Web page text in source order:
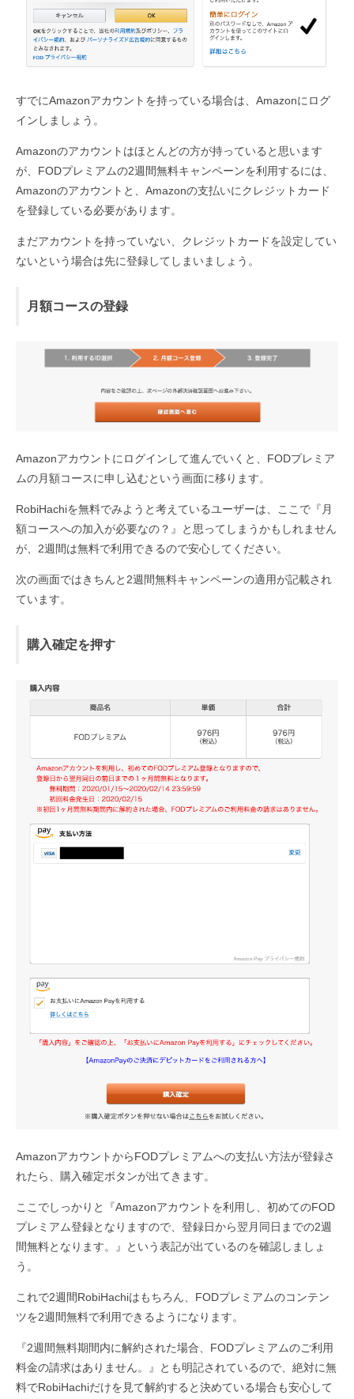
すでにAmazonアカウントを持っている場合は、Amazonにログ
インしましょう。
Amazonのアカウントはほとんどの方が持っていると思います
が、FODプレミアムの2週間無料キャンペーンを利用するには、
Amazonのアカウントと、Amazonの支払いにクレジットカード
を登録している必要があります。
まだアカウントを持っていない、クレジットカードを設定してい
ないという場合は先に登録してしまいましょう。
月額コースの登録
Amazonアカウントにログインして進んでいくと、FODプレミア
ムの月額コースに申し込むという画面に移ります。
RobiHachiを無料でみようと考えているユーザーは、ここで『月
額コースへの加入が必要なの？』と思ってしまうかもしれません
が、2週間は無料で利用できるので安心してください。
次の画面ではきちんと2週間無料キャンペーンの適用が記載され
ています。
購入確定を押す
AmazonアカウントからFODプレミアムへの支払い方法が登録さ
れたら、購入確定ボタンが出てきます。
ここでしっかりと『Amazonアカウントを利用し、初めてのFOD
プレミアム登録となりますので、登録日から翌月同日までの2週
間無料となります。』という表記が出ているのを確認しましょ
う。
これで2週間RobiHachiはもちろん、FODプレミアムのコンテン
ツを2週間無料で利用できるようになります。
『2週間無料期間内に解約された場合、FODプレミアムのご利用
料金の請求はありません。』とも明記されているので、絶対に無
料でRobiHachiだけを見て解約すると決めている場合も安心して